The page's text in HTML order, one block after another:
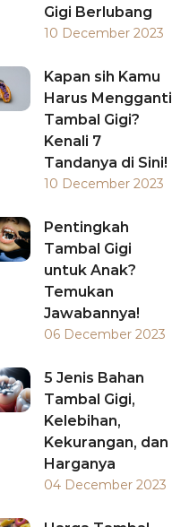
Gigi Berlubang
10 December 2023
Kapan sih Kamu
Harus Mengganti
Tambal Gigi?
Kenali 7
Tandanya di Sini!
10 December 2023
Pentingkah
Tambal Gigi
untuk Anak?
Temukan
Jawabannya!
06 December 2023
5 Jenis Bahan
Tambal Gigi,
Kelebihan,
Kekurangan, dan
Harganya
04 December 2023